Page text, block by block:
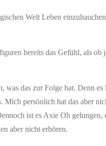
Welt Leben
bereits das Gefühl, als ob
das zur Folge hat. Denn es
Mich persönlich hat das aber
ist es Axie Oh
aber nicht erhören.